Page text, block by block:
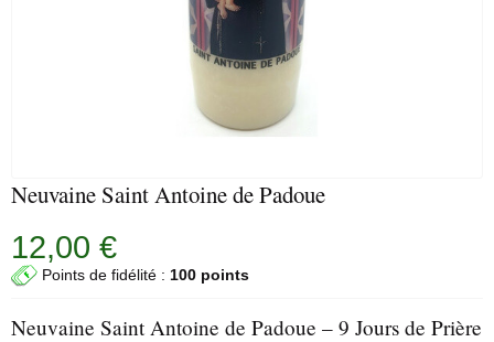
Neuvaine Saint Antoine de Padoue
12,00 €
Points de fidélité : 100 points
Neuvaine Saint Antoine de Padoue – 9 Jours de Prière